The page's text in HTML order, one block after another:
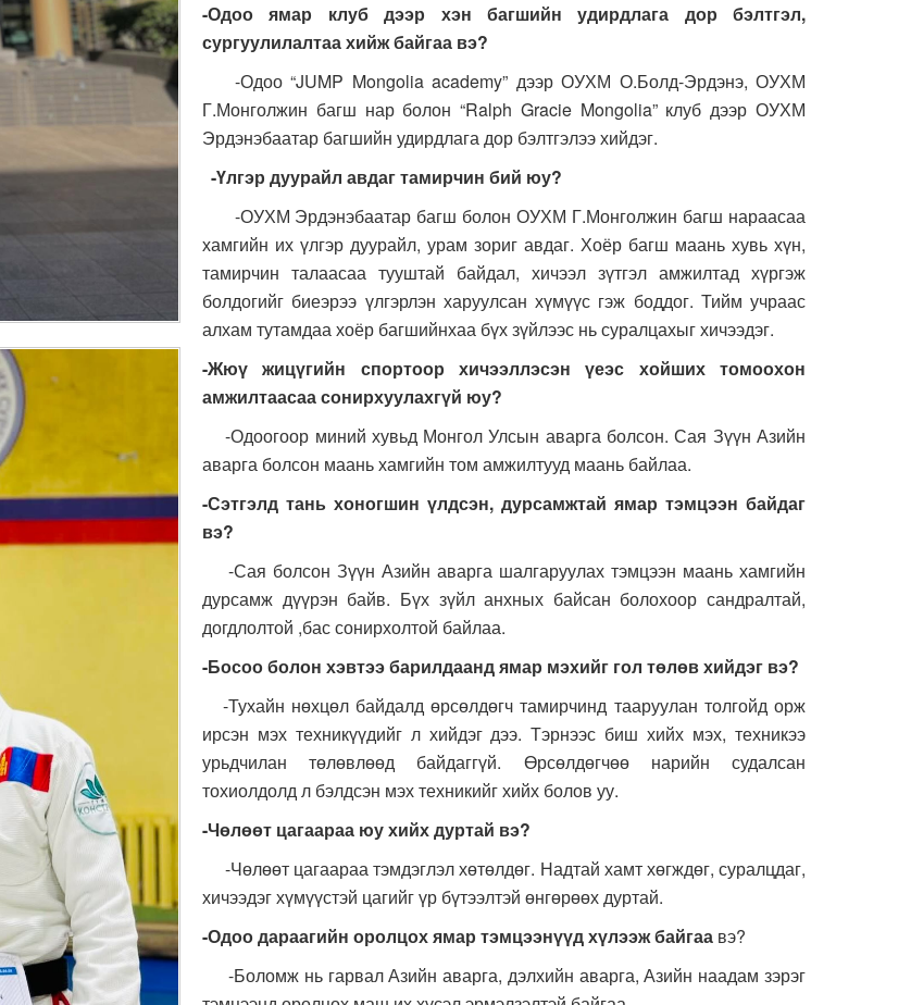
-Одоо ямар клуб дээр хэн багшийн удирдлага дор бэлтгэл,
сургуулилалтаа хийж байгаа вэ?
-Одоо “JUMP Mongolia academy” дээр ОУХМ О.Болд-Эрдэнэ, ОУХМ
Г.Монголжин багш нар болон “Ralph Gracie Mongolia” клуб дээр ОУХМ
Эрдэнэбаатар багшийн удирдлага дор бэлтгэлээ хийдэг.
-Үлгэр дуурайл авдаг тамирчин бий юу?
-ОУХМ Эрдэнэбаатар багш болон ОУХМ Г.Монголжин багш нараасаа
хамгийн их үлгэр дуурайл, урам зориг авдаг. Хоёр багш маань хувь хүн,
тамирчин талаасаа тууштай байдал, хичээл зүтгэл амжилтад хүргэж
болдогийг биеэрээ үлгэрлэн харуулсан хүмүүс гэж боддог. Тийм учраас
алхам тутамдаа хоёр багшийнхаа бүх зүйлээс нь суралцахыг хичээдэг.
-Жюү жицүгийн спортоор хичээллэсэн үеэс хойших томоохон
амжилтаасаа сонирхуулахгүй юу?
-Одоогоор миний хувьд Монгол Улсын аварга болсон. Сая Зүүн Азийн
аварга болсон маань хамгийн том амжилтууд маань байлаа.
-Сэтгэлд тань хоногшин үлдсэн, дурсамжтай ямар тэмцээн байдаг
вэ?
-Сая болсон Зүүн Азийн аварга шалгаруулах тэмцээн маань хамгийн
дурсамж дүүрэн байв. Бүх зүйл анхных байсан болохоор сандралтай,
догдлолтой ,бас сонирхолтой байлаа.
-Босоо болон хэвтээ барилдаанд ямар мэхийг гол төлөв хийдэг вэ?
-Тухайн нөхцөл байдалд өрсөлдөгч тамирчинд тааруулан толгойд орж
ирсэн мэх техникүүдийг л хийдэг дээ. Тэрнээс биш хийх мэх, техникээ
урьдчилан төлөвлөөд байдаггүй. Өрсөлдөгчөө нарийн судалсан
тохиолдолд л бэлдсэн мэх техникийг хийх болов уу.
-Чөлөөт цагаараа юу хийх дуртай вэ?
-Чөлөөт цагаараа тэмдэглэл хөтөлдөг. Надтай хамт хөгждөг, суралцдаг,
хичээдэг хүмүүстэй цагийг үр бүтээлтэй өнгөрөөх дуртай.
-Одоодараагийн оролцох ямар тэмцээнүүд хүлээж байгаа вэ?
-Боломж нь гарвал Азийн аварга, дэлхийн аварга, Азийн наадам зэрэг